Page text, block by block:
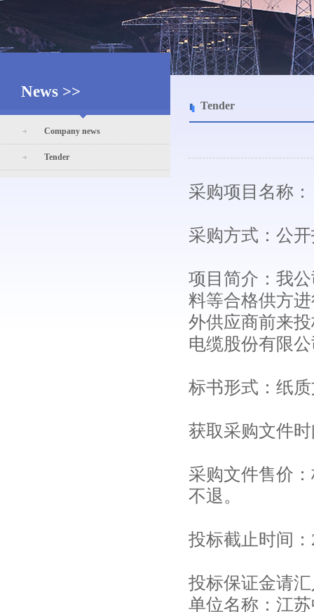
News >>
Company news
Tender
Tender
采购项目名称
采购方式：公
项目简介：我
料等合格供方
外供应商前来
电缆股份有限
标书形式：纸
获取采购文件
采购文件售价
不退。
投标截止时间
投标保证金请
单位名称：江